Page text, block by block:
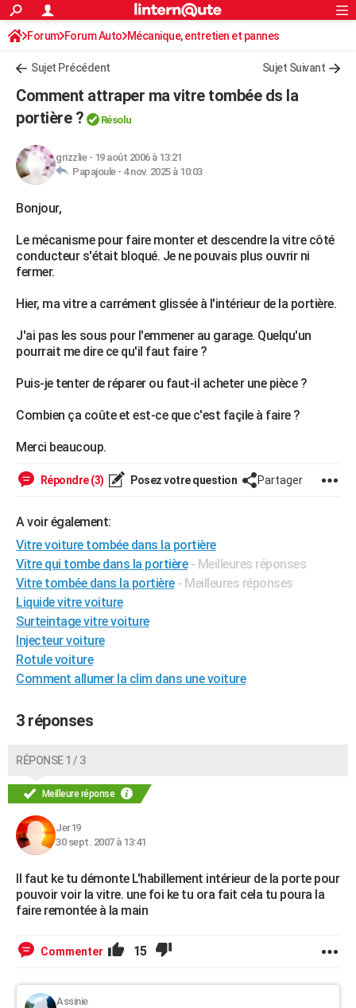
ACTUALITÉS
Politique
Société
Faits Divers
Education
Monde
Villes
+
Programme TV
Streaming
Sorties cinéma
Musique
FINANCE
Retraite
Impôts
Epargne
Immobilier
Risques naturels par ville
Banque
Assurance
Crédit
AUTO
Essais
Réserver un essai
Citadines
Berlines
SUV
Forum auto
+HIGH-TECH
Mobiles
Meilleur smartphone
Internet
Ordinateurs
Jeux vidéo
Guide high-tech
BRICOLAGE
Forum
Aménagement intérieur
Extérieur
Cuisine
Salle de bains
Jardinage
Rangement
WEEK-END
Guides de France
Escapades
Patrimoine
Expositions
Musées
Week-end nature
+LIFESTYLE
Art de vivre
Bien-être
Loisirs
Mode
Modes de vie
SANTE
Alimentation
Guide de la santé
Maladies
Médicaments
Sommeil
VOYAGE
PHOTO
GUIDES D'ACHAT
BONS PLANS
CARTE DE VOEUX
PROGRAMME TV
COPAINS D'AVANT
S'inscrire
Se connecter
Lycées
Collèges
Primaires
Universités
Entreprises
Service militaire
Avis de recherche
AVIS DE DÉCÈS
FORUM
Bricolage
Lifestyle
Culture
Sport
Auto
Television
Voyage
Cinema
Rechercher
S'inscrire
Connexion
Forum Forum Auto Mécanique, entretien et pannes
Sujet Précédent Sujet Suivant
Comment attraper ma vitre tombée ds la
portière ?
Résolu
grizzlie- 19 août 2006 à 13:21
Papajoule - 4 nov. 2025 à 10:03
Bonjour,
Le mécanisme pour faire monter et descendre la vitre côté
conducteur s'était bloqué. Je ne pouvais plus ouvrir ni
fermer.
Hier, ma vitre a carrément glissée à l'intérieur de la portière.
J'ai pas les sous pour l'emmener au garage. Quelqu'un
pourrait me dire ce qu'il faut faire ?
Puis-je tenter de réparer ou faut-il acheter une pièce ?
Combien ça coûte et est-ce que c'est façile à faire ?
Merci beaucoup.
Répondre (3) Posez votre question Partager
A voir également:
Vitre voiture tombée dans la portière
Vitre qui tombe dans la portière - Meilleures réponses
Vitre tombée dans la portière - Meilleures réponses
Liquide vitre voiture
Surteintage vitre voiture
Injecteur voiture
Rotule voiture
Comment allumer la clim dans une voiture
3 réponses
RÉPONSE 1 / 3
Meilleure réponse
Jer19
30 sept. 2007 à 13:41
Il faut ke tu démonte L'habillement intérieur de la porte pour
pouvoir voir la vitre. une foi ke tu ora fait cela tu poura la
faire remontée à la main
Commenter 15
Assinie